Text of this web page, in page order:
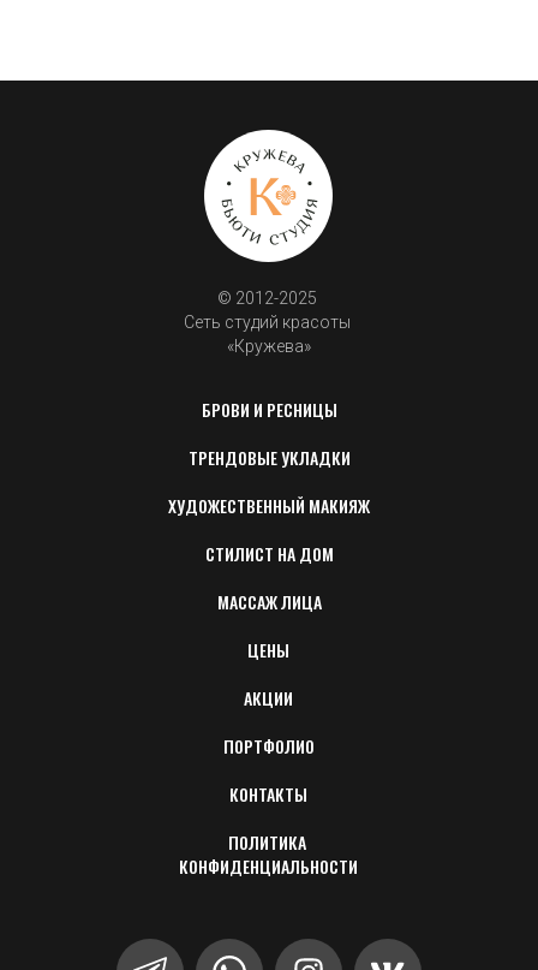
© 2012-2025
Сеть студий красоты
«Кружева»
БРОВИ И РЕСНИЦЫ
ТРЕНДОВЫЕ УКЛАДКИ
ХУДОЖЕСТВЕННЫЙ МАКИЯЖ
СТИЛИСТ НА ДОМ
МАССАЖ ЛИЦА
ЦЕНЫ
АКЦИИ
ПОРТФОЛИО
КОНТАКТЫ
ПОЛИТИКА
КОНФИДЕНЦИАЛЬНОСТИ